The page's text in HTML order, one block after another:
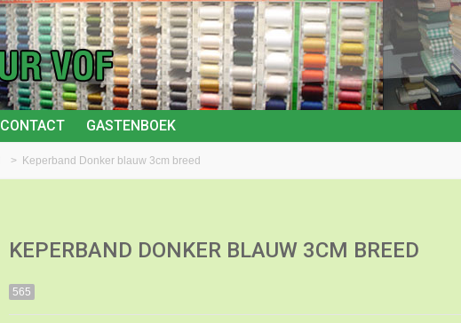
CONTACT GASTENBOEK
> Keperband Donker blauw 3cm breed
KEPERBAND DONKER BLAUW 3CM BREED
565